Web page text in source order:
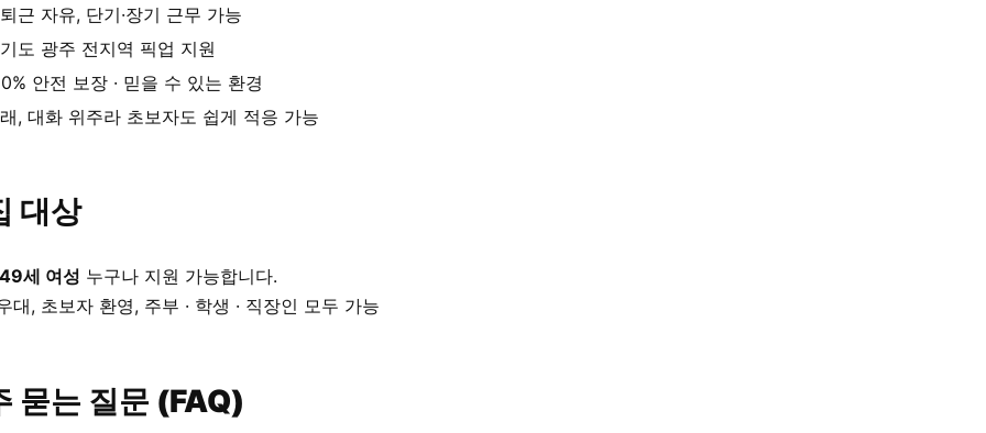
근 자유, 단기·장기 근무 가능
도 광주 전지역 픽업 지원
안전 보장 · 믿을 수 있는 환경
, 대화 위주라 초보자도 쉽게 적응 가능
대상
세 여성 누구나 지원 가능합니다.
대, 초보자 환영, 주부 · 학생 · 직장인 모두 가능
묻는 질문 (FAQ)